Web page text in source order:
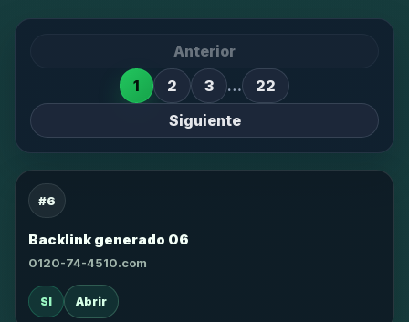
Anterior
1
2 3 …
22
Siguiente
#6
Backlink generado 06
0120-74-4510.com
SI Abrir